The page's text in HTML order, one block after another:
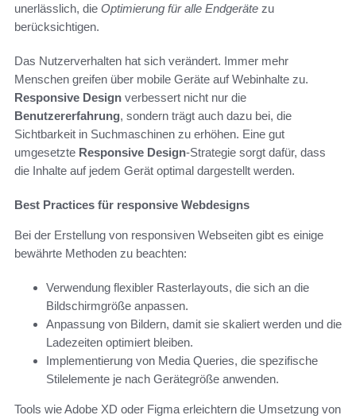
unerlässlich, die Optimierung für alle Endgeräte zu
berücksichtigen.
Das Nutzerverhalten hat sich verändert. Immer mehr
Menschen greifen über mobile Geräte auf Webinhalte zu.
Responsive Design verbessert nicht nur die
Benutzererfahrung, sondern trägt auch dazu bei, die
Sichtbarkeit in Suchmaschinen zu erhöhen. Eine gut
umgesetzte Responsive Design-Strategie sorgt dafür, dass
die Inhalte auf jedem Gerät optimal dargestellt werden.
Best Practices für responsive Webdesigns
Bei der Erstellung von responsiven Webseiten gibt es einige
bewährte Methoden zu beachten:
Verwendung flexibler Rasterlayouts, die sich an die
Bildschirmgröße anpassen.
Anpassung von Bildern, damit sie skaliert werden und die
Ladezeiten optimiert bleiben.
Implementierung von Media Queries, die spezifische
Stilelemente je nach Gerätegröße anwenden.
Tools wie Adobe XD oder Figma erleichtern die Umsetzung von